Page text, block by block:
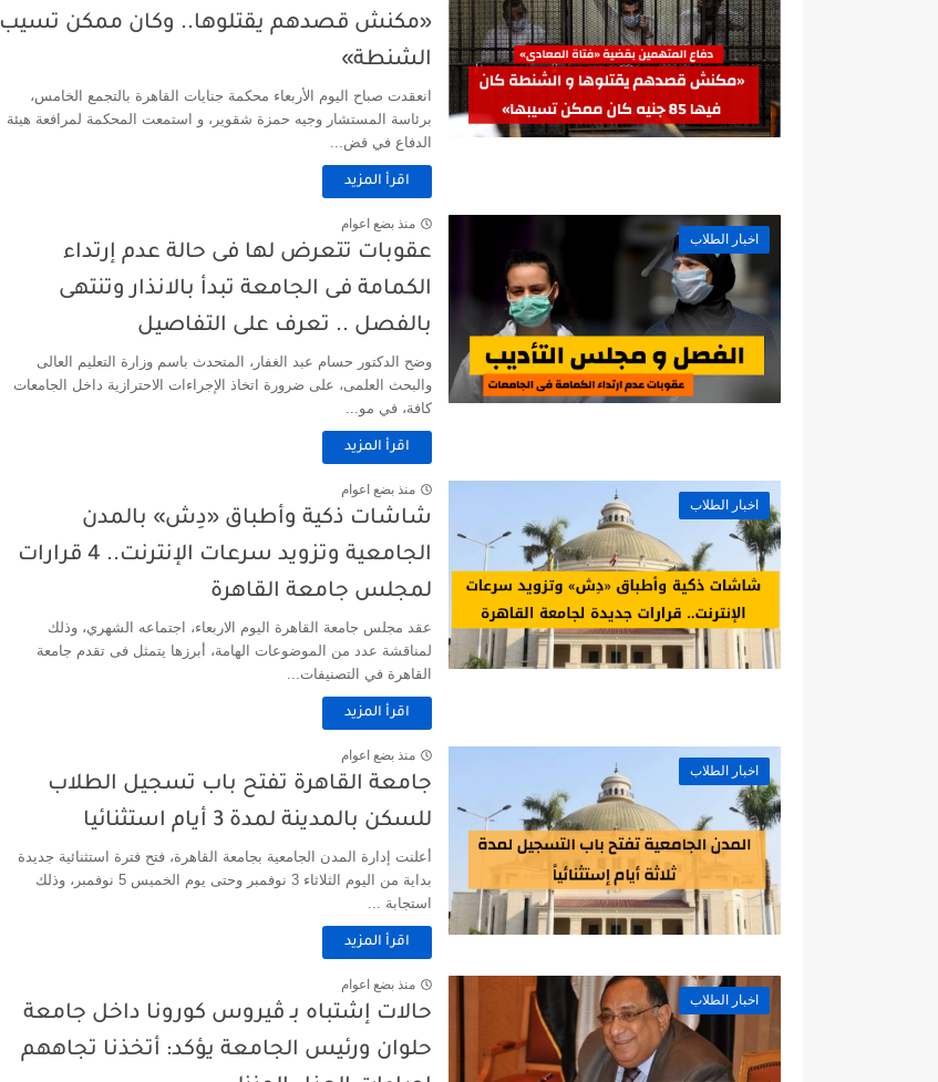
«مكنش قصدهم يقتلوها.. وكان ممكن تسيب
الشنطة»
انعقدت صباح اليوم الأربعاء محكمة جنايات القاهرة بالتجمع الخامس،
برئاسة المستشار وجيه حمزة شقوير، و استمعت المحكمة لمرافعة هيئة
الدفاع في قض...
اقرأ المزيد
اخبار الطلاب
منذ بضع اعوام
عقوبات ‏تتعرض ‏لها ‏فى حالة ‏عدم ‏إرتداء
‏الكمامة فى الجامعة ‏تبدأ ‏بالانذار ‏وتنتهى
‏بالفصل ‏.. ‏تعرف ‏على ‏التفاصيل
وضح الدكتور حسام عبد الغفار، المتحدث باسم وزارة التعليم العالى
والبحث العلمى، على ضرورة اتخاذ الإجراءات الاحترازية داخل الجامعات
كافة، في مو...
اقرأ المزيد
اخبار الطلاب
منذ بضع اعوام
شاشات ذكية وأطباق «دِش» بالمدن
الجامعية وتزويد سرعات الإنترنت.. 4 قرارات
لمجلس جامعة القاهرة
عقد مجلس جامعة القاهرة اليوم الاربعاء، اجتماعه الشهري، وذلك
لمناقشة عدد من الموضوعات الهامة، أبرزها يتمثل فى تقدم جامعة
القاهرة في التصنيفات...
اقرأ المزيد
اخبار الطلاب
منذ بضع اعوام
جامعة القاهرة تفتح باب تسجيل الطلاب
للسكن بالمدينة لمدة 3 أيام استثنائيا
أعلنت إدارة المدن الجامعية بجامعة القاهرة، فتح فترة استثنائية جديدة
بداية من اليوم الثلاثاء 3 نوفمبر وحتى يوم الخميس 5 نوفمبر، وذلك
استجابة ...
اقرأ المزيد
اخبار الطلاب
منذ بضع اعوام
حالات ‏إشتباه ‏بـ ‏ڤيروس ‏كورونا ‏داخل ‏جامعة
‏حلوان ‏ورئيس ‏الجامعة ‏يؤكد: ‏أتخذنا ‏تجاههم